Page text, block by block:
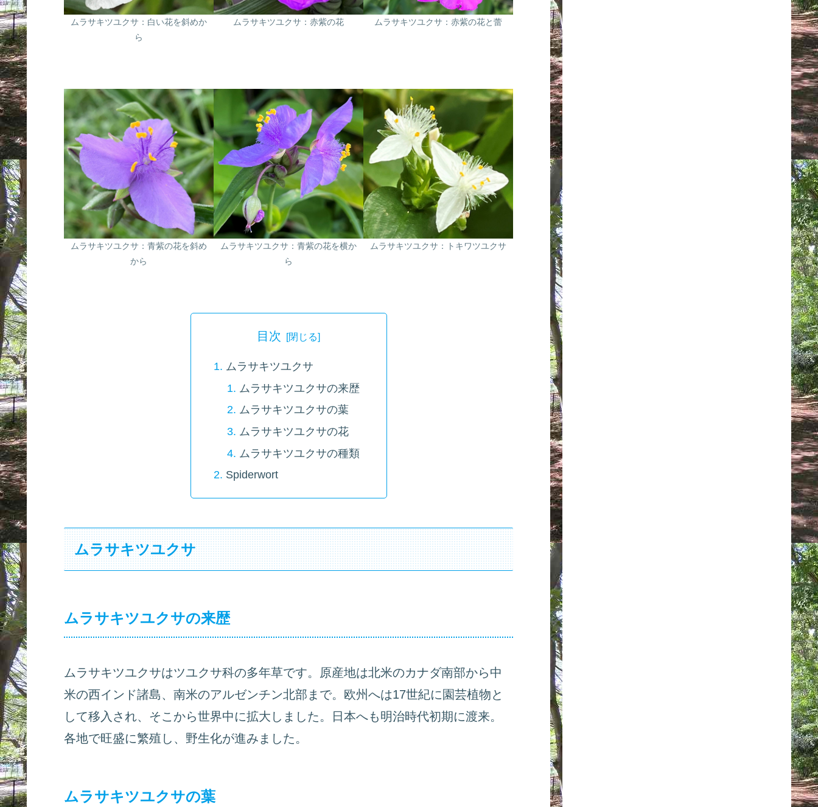
ムラサキツユクサ：白い花を斜めか
ら
ムラサキツユクサ：赤紫の花 ムラサキツユクサ：赤紫の花と蕾
ムラサキツユクサ：青紫の花を斜め
から
ムラサキツユクサ：青紫の花を横か
ら
ムラサキツユクサ：トキワツユクサ
目次
ムラサキツユクサ
ムラサキツユクサの来歴
ムラサキツユクサの葉
ムラサキツユクサの花
ムラサキツユクサの種類
Spiderwort
ムラサキツユクサ
ムラサキツユクサの来歴
ムラサキツユクサはツユクサ科の多年草です。原産地は北米のカナダ南部から中
米の西インド諸島、南米のアルゼンチン北部まで。欧州へは17世紀に園芸植物と
して移入され、そこから世界中に拡大しました。日本へも明治時代初期に渡来。
各地で旺盛に繁殖し、野生化が進みました。
ムラサキツユクサの葉